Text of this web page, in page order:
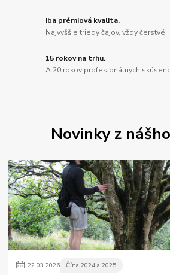
Iba prémiová kvalita.
Najvyššie triedy čajov, vždy čerstvé!
15 rokov na trhu.
A 20 rokov profesionálnych
Novinky z
22.03.2026 Čína 2024 a 2025